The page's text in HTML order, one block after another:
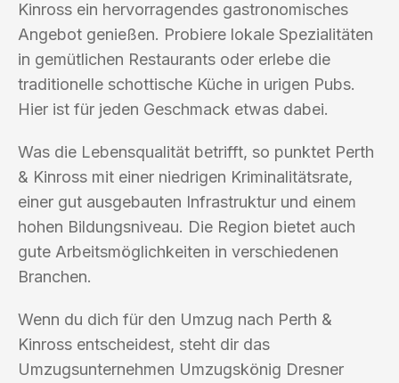
Kinross ein hervorragendes gastronomisches
Angebot genießen. Probiere lokale Spezialitäten
in gemütlichen Restaurants oder erlebe die
traditionelle schottische Küche in urigen Pubs.
Hier ist für jeden Geschmack etwas dabei.
Was die Lebensqualität betrifft, so punktet Perth
& Kinross mit einer niedrigen Kriminalitätsrate,
einer gut ausgebauten Infrastruktur und einem
hohen Bildungsniveau. Die Region bietet auch
gute Arbeitsmöglichkeiten in verschiedenen
Branchen.
Wenn du dich für den Umzug nach Perth &
Kinross entscheidest, steht dir das
Umzugsunternehmen Umzugskönig Dresner